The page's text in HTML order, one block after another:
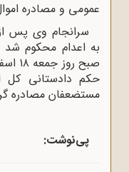
عمومی و مصادره
سرانجام وی پس
حکم دادستانی کل
مستضعفان مصادره
پی‌نوشت: